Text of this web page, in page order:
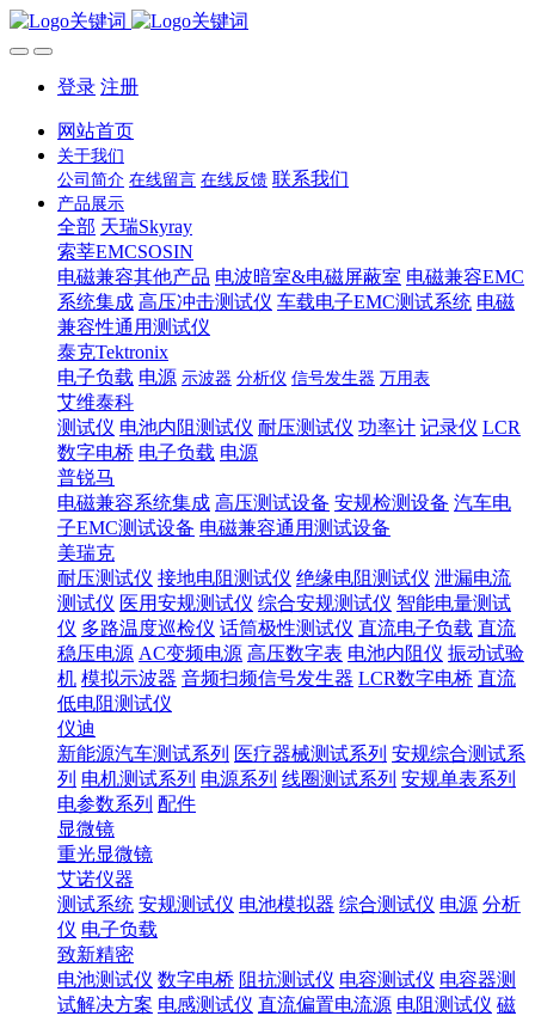
登录 注册
网站首页
关于我们
公司简介 在线留言 在线反馈 联系我们
产品展示
全部 天瑞Skyray
索莘EMCSOSIN
电磁兼容其他产品 电波暗室&电磁屏蔽室 电磁兼容EMC
系统集成 高压冲击测试仪 车载电子EMC测试系统 电磁
兼容性通用测试仪
泰克Tektronix
电子负载 电源 示波器 分析仪 信号发生器 万用表
艾维泰科
测试仪 电池内阻测试仪 耐压测试仪 功率计 记录仪 LCR
数字电桥 电子负载 电源
普锐马
电磁兼容系统集成 高压测试设备 安规检测设备 汽车电
子EMC测试设备 电磁兼容通用测试设备
美瑞克
耐压测试仪 接地电阻测试仪 绝缘电阻测试仪 泄漏电流
测试仪 医用安规测试仪 综合安规测试仪 智能电量测试
仪 多路温度巡检仪 话筒极性测试仪 直流电子负载 直流
稳压电源 AC变频电源 高压数字表 电池内阻仪 振动试验
机 模拟示波器 音频扫频信号发生器 LCR数字电桥 直流
低电阻测试仪
仪迪
新能源汽车测试系列 医疗器械测试系列 安规综合测试系
列 电机测试系列 电源系列 线圈测试系列 安规单表系列
电参数系列 配件
显微镜
重光显微镜
艾诺仪器
测试系统 安规测试仪 电池模拟器 综合测试仪 电源 分析
仪 电子负载
致新精密
电池测试仪 数字电桥 阻抗测试仪 电容测试仪 电容器测
试解决方案 电感测试仪 直流偏置电流源 电阻测试仪 磁